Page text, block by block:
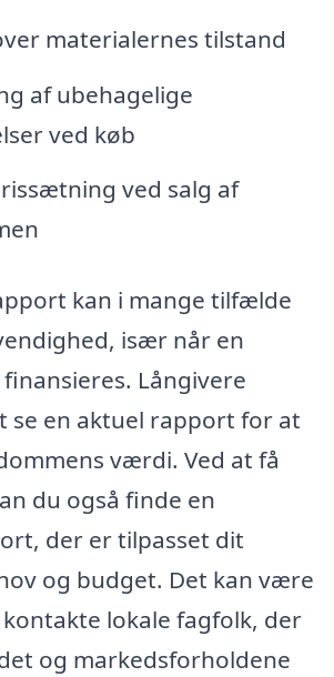
materialernes tilstand
af ubehagelige
ved køb
ved salg af
kan i mange tilfælde
især når en
Långivere
se en aktuel rapport for at
værdi. Ved at få
du også finde en
der er tilpasset dit
og budget. Det kan være
lokale fagfolk, der
og markedsforholdene